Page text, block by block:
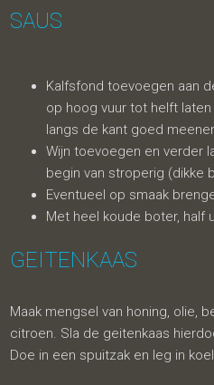
SAUS
Kalfsfond toevoegen aan
op hoog vuur tot helft laten
langs de kant goed
Wijn toevoegen en verder
begin van stroperig (dikke
Eventueel op smaak
Met heel koude boter, half
GEITENKAAS
Maak mengsel van honing, olie,
citroen. Sla de geitenkaas
Doe in een spuitzak en leg in